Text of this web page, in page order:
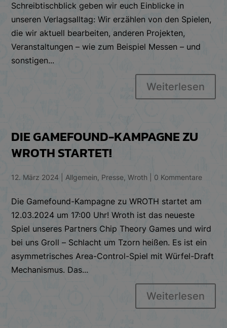
Schreibtischblick geben wir euch Einblicke in
unseren Verlagsalltag: Wir erzählen von den Spielen,
die wir aktuell bearbeiten, anderen Projekten,
Veranstaltungen – wie zum Beispiel Messen – und
sonstigen...
Weiterlesen
DIE GAMEFOUND-KAMPAGNE ZU
WROTH STARTET!
12. März 2024 Allgemein, Presse,Wroth 0 Kommentare
Die Gamefound-Kampagne zu WROTH startet am
12.03.2024 um 17:00 Uhr! Wroth ist das neueste
Spiel unseres Partners Chip Theory Games und wird
bei uns Groll – Schlacht um Tzorn heißen. Es ist ein
asymmetrisches Area-Control-Spiel mit Würfel-Draft
Mechanismus. Das...
Weiterlesen